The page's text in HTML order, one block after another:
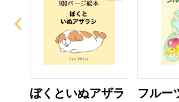
ぼくといぬアザラ
フルー